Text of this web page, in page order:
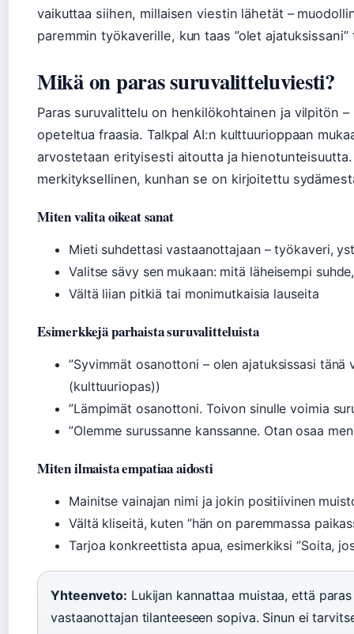
vaikuttaa siihen, millaisen viestin lähetät –
paremmin työkaverille, kun taas ”olet
Mikä on paras suruvalitteluviesti?
Paras suruvalittelu on henkilökohtainen ja vilpitön
opeteltua fraasia. Talkpal AI:n kulttuurioppaan
arvostetaan erityisesti aitoutta ja
merkityksellinen, kunhan se on kirjoitettu
Miten valita oikeat sanat
Mieti suhdettasi vastaanottajaan – työkaveri,
Valitse sävy sen mukaan: mitä läheisempi
Vältä liian pitkiä tai monimutkaisia lauseita
Esimerkkejä parhaista suruvalitteluista
”Syvimmät osanottoni – olen ajatuksissasi tänä
(kulttuuriopas))
”Lämpimät osanottoni. Toivon sinulle voimia
”Olemme surussanne kanssanne. Otan osaa
Miten ilmaista empatiaa aidosti
Mainitse vainajan nimi ja jokin positiivinen
Vältä kliseitä, kuten ”hän on paremmassa
Tarjoa konkreettista apua, esimerkiksi ”Soita,
Yhteenveto: Lukijan kannattaa muistaa, että
vastaanottajan tilanteeseen sopiva. Sinun ei